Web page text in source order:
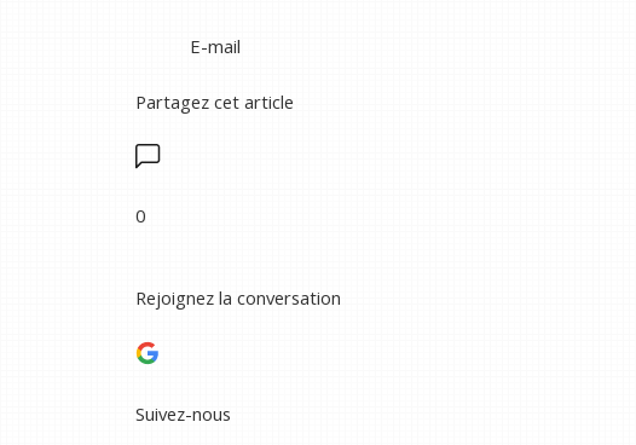
E-mail
Partagez cet article
0
Rejoignez la conversation
Suivez-nous